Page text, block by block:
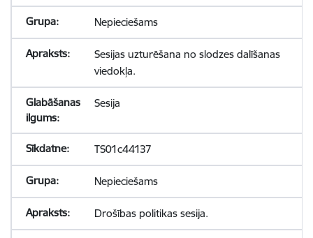
Nepieciešams
Sesijas uzturēšana no slodzes dalīšanas
viedokļa.
Sesija
TS01c44137
Nepieciešams
Drošības politikas sesija.